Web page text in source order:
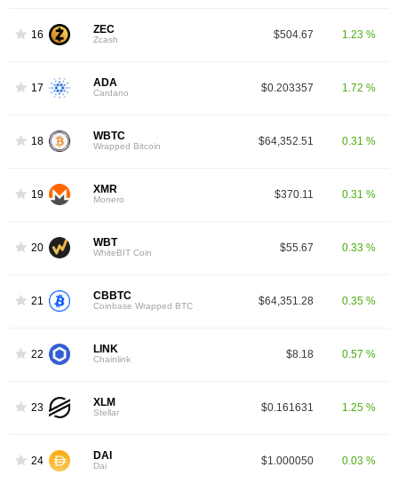
16 ZEC
Zcash $504.67 1.23 %
17 ADA
Cardano $0.203357 1.72 %
18 WBTC
Wrapped Bitcoin $64,352.51 0.31 %
19 XMR
Monero $370.11 0.31 %
20 WBT
WhiteBIT Coin $55.67 0.33 %
21 CBBTC
Coinbase Wrapped BTC $64,351.28 0.35 %
22 LINK
Chainlink $8.18 0.57 %
23 XLM
Stellar $0.161631 1.25 %
24 DAI
Dai $1.000050 0.03 %